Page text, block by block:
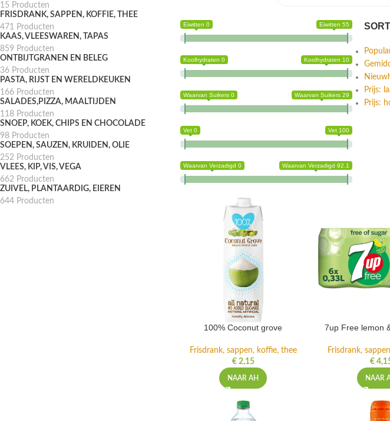
15 Producten
FRISDRANK, SAPPEN, KOFFIE, THEE
471 Producten
KAAS, VLEESWAREN, TAPAS
859 Producten
ONTBIJTGRANEN EN BELEG
36 Producten
PASTA, RIJST EN WERELDKEUKEN
166 Producten
SALADES,PIZZA, MAALTIJDEN
118 Producten
SNOEP, KOEK, CHIPS EN CHOCOLADE
98 Producten
SOEPEN, SAUZEN, KRUIDEN, OLIE
252 Producten
VLEES, KIP, VIS, VEGA
662 Producten
ZUIVEL, PLANTAARDIG, EIEREN
644 Producten
Eiwitten 0 Eiwitten 55
Koolhydraten 0 Koolhydraten 10
Waarvan Suikers 0 Waarvan Suikers 29
Vet 0 Vet 100
Waarvan Verzadigd 0 Waarvan Verzadigd 92.1
Prijs:
Prijs:
100% Coconut grove
Frisdrank, sappen, koffie, thee
€2,15
NAAR AH
7up Free lemon
Frisdrank,
€
NAAR